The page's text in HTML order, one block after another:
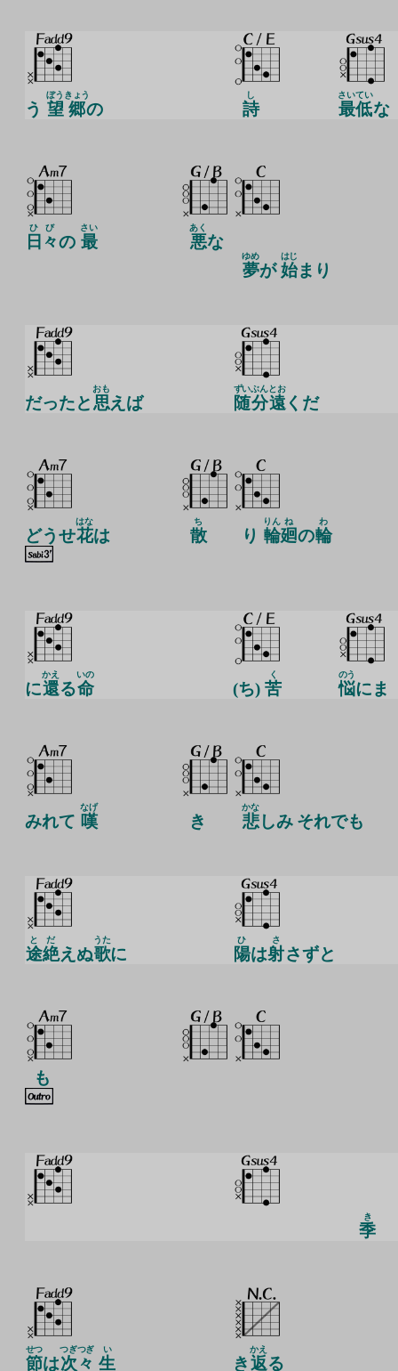
う 望
ぼう
郷
きょう
の 詩
し
最低
さいてい
な
日々
ひび
の 最
さい
悪
あく
な
夢
ゆめ
が 始
はじ
まり
だったと 思
おも
えば 随
ずい
分
ぶん
遠
とお
くだ
どうせ花
はな
は 散
ち
り 輪
りん
廻
ね
の輪
わ
に還
かえ
る命
いの
(ち) 苦
く
悩
のう
にま
みれて 嘆
なげ
き 悲
かな
しみ それでも
途
と
絶
だ
えぬ歌
うた
に 陽
ひ
は射
さ
さずと
も
季
き
節
せつ
は次
つぎ
々
つぎ
生
い
き返
かえ
る